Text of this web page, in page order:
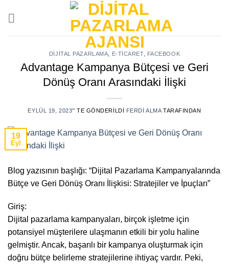
DIJITAL PAZARLAMA E-TICARET, FACEBOOK
Advantage Kampanya Bütçesi ve Geri
Dönüş Oranı Arasındaki İlişki
EYLÜL 19, 2023’' TE GÖNDERILDI FERDI ALMATARAFINDAN
19
Eyl
Blog yazısının başlığı: “Dijital Pazarlama Kampanyalarında
Bütçe ve Geri Dönüş Oranı İlişkisi: Stratejiler ve İpuçları”
Giriş:
Dijital pazarlama kampanyaları, birçok işletme için
potansiyel müşterilere ulaşmanın etkili bir yolu haline
gelmiştir. Ancak, başarılı bir kampanya oluşturmak için
doğru bütçe belirleme stratejilerine ihtiyaç vardır. Peki,